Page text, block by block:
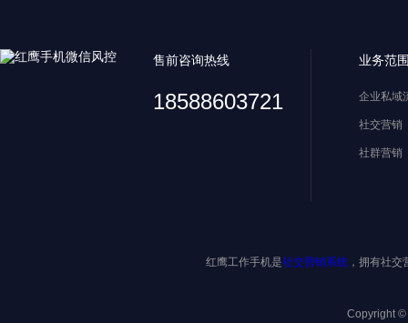
售前咨询热线
18588603721
业务范
企业私域
社交营销
社群营销
红鹰工作手机是社交营销系统 ，拥有社
Copyright ©